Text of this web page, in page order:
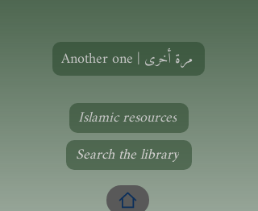
Another one | مرة أخرى
Islamic resources
Search the library